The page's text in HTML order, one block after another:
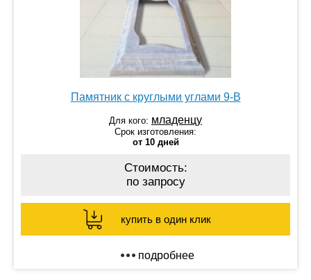
Памятник с круглыми углами 9-В
Для кого: младенцу
Срок изготовления:
от 10 дней
Стоимость:
по запросу
купить в один клик
подробнее